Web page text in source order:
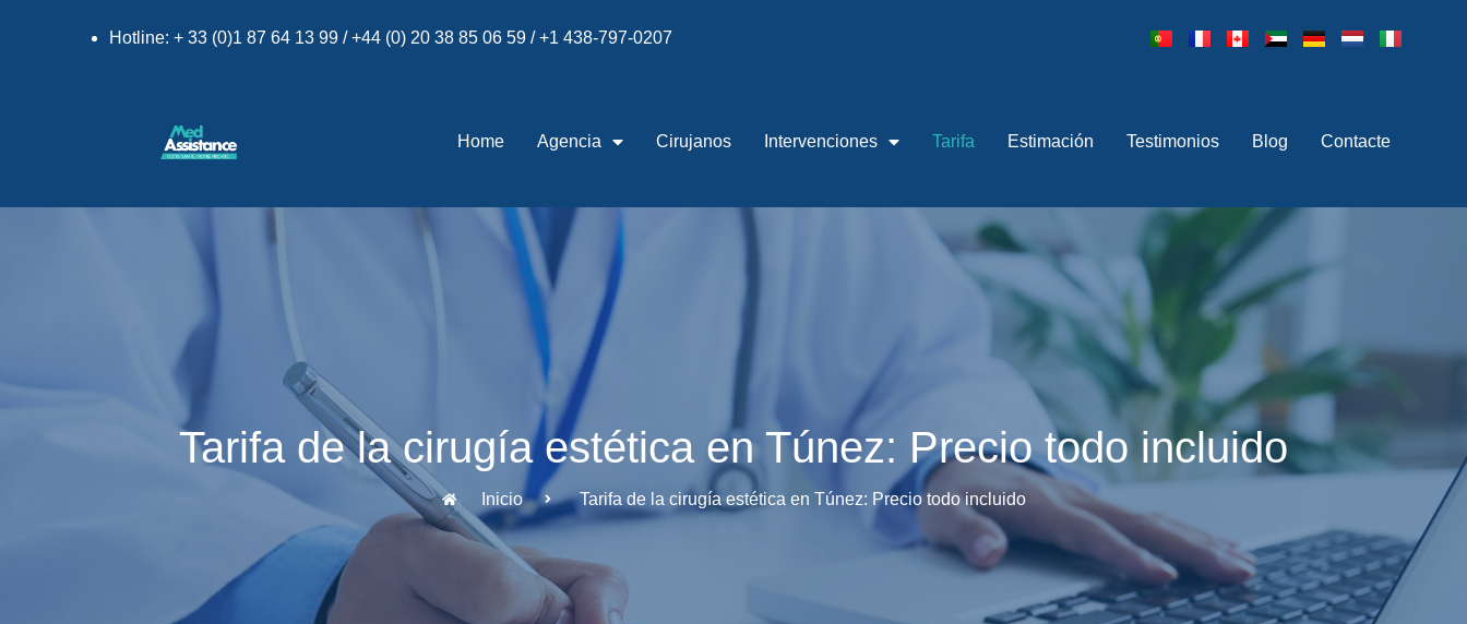
Hotline: + 33 (0)1 87 64 13 99 / +44 (0) 20 38 85 06 59 / +1 438-797-0207
Home Agencia Cirujanos Intervenciones Tarifa Estimación Testimonios Blog Contacte
Tarifa de la cirugía estética en Túnez: Precio todo incluido
Inicio Tarifa de la cirugía estética en Túnez: Precio todo incluido